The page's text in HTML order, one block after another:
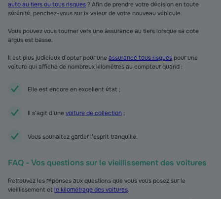
auto au tiers ou tous risques ? Afin de prendre votre décision en toute
sérénité, penchez-vous sur la valeur de votre nouveau véhicule.
Vous pouvez vous tourner vers une assurance au tiers lorsque sa cote
argus est basse.
Il est plus judicieux d’opter pour uneassurance tous risques pour une
voiture qui affiche de nombreux kilomètres au compteur quand :
Elle est encore en excellent état ;
Il s’agit d’unevoiture de collection ;
Vous souhaitez garder l’esprit tranquille.
FAQ - Vos questions sur le vieillissement des voitures
Retrouvez les réponses aux questions que vous vous posez sur le
vieillissement et le kilométrage des voitures.